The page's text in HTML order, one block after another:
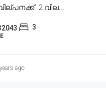
2.വില...
3
ago